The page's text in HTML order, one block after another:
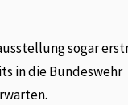
sogar
in die Bundeswehr